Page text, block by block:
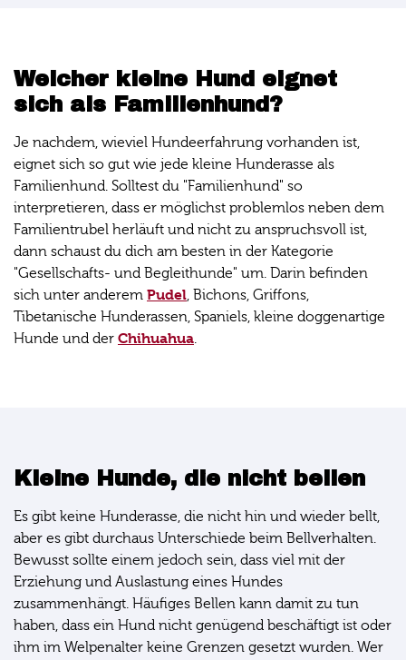
Welcher kleine Hund eignet
sich als Familienhund?
Je nachdem, wieviel Hundeerfahrung vorhanden ist,
eignet sich so gut wie jede kleine Hunderasse als
Familienhund. Solltest du "Familienhund" so
interpretieren, dass er möglichst problemlos neben dem
Familientrubel herläuft und nicht zu anspruchsvoll ist,
dann schaust du dich am besten in der Kategorie
"Gesellschafts- und Begleithunde" um. Darin befinden
sich unter anderem Pudel , Bichons, Griffons,
Tibetanische Hunderassen, Spaniels, kleine doggenartige
Hunde und der Chihuahua
Kleine Hunde, die nicht bellen
Es gibt keine Hunderasse, die nicht hin und wieder bellt,
aber es gibt durchaus Unterschiede beim Bellverhalten.
Bewusst sollte einem jedoch sein, dass viel mit der
Erziehung und Auslastung eines Hundes
zusammenhängt. Häufiges Bellen kann damit zu tun
haben, dass ein Hund nicht genügend beschäftigt ist oder
ihm im Welpenalter keine Grenzen gesetzt wurden. Wer